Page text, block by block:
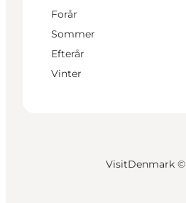
Forår
Sommer
Efterår
Vinter
VisitDenmark ©